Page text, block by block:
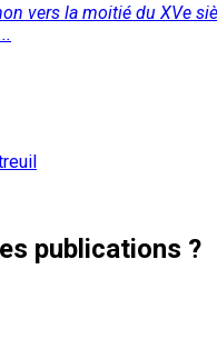
vers la moitié du XVe
publications ?